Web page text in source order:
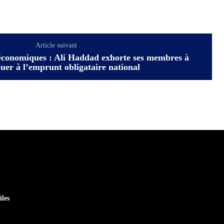
Article suivant
: Ali Haddad exhorte ses membres à
à l’emprunt obligataire national